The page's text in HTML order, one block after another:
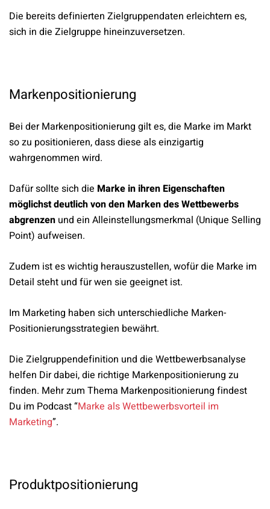
Die bereits definierten Zielgruppendaten erleichtern es,
sich in die Zielgruppe hineinzuversetzen.
Markenpositionierung
Bei der Markenpositionierung gilt es, die Marke im Markt
so zu positionieren, dass diese als einzigartig
wahrgenommen wird.
Dafür sollte sich die Marke in ihren Eigenschaften
möglichst deutlich von den Marken des Wettbewerbs
abgrenzen und ein Alleinstellungsmerkmal (Unique Selling
Point) aufweisen.
Zudem ist es wichtig herauszustellen, wofür die Marke im
Detail steht und für wen sie geeignet ist.
Im Marketing haben sich unterschiedliche Marken-
Positionierungsstrategien bewährt.
Die Zielgruppendefinition und die Wettbewerbsanalyse
helfen Dir dabei, die richtige Markenpositionierung zu
finden. Mehr zum Thema Markenpositionierung findest
Du im Podcast “Marke als Wettbewerbsvorteil im
Marketing”.
Produktpositionierung